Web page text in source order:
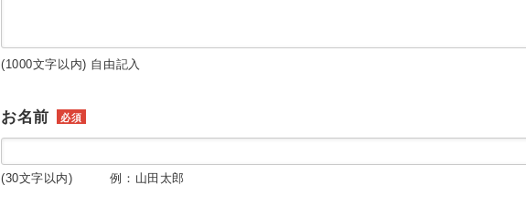
(1000文字以内) 自由記入
お名前 必須
(30文字以内) 例：山田太郎